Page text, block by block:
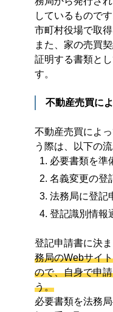
しているもので
市町村役場で取得
また、家の売買
証明する書類と
す。
不動産売買に
不動産売買によ
う際は、以下の
必要書類を準
名義変更の登
法務局に登記
登記識別情報
登記申請書に決
務局のWebサイ
ので、自身で申
う。
必要書類を法務